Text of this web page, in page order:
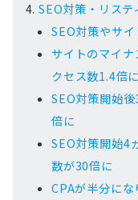
SEO対策・リス
SEO対策やサ
サイトのマイ
クセス数1.4倍に
SEO対策開始
倍に
SEO対策開始4
数が30倍に
CPAが半分に